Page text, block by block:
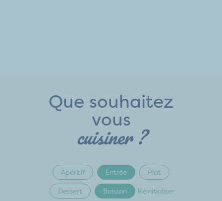
Que souhaitez
vous
cuisiner ?
Apéritif Entrée Plat
Dessert Boisson Réinitialiser